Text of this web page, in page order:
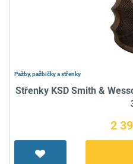
Pažby, pažbičky a střenky
Střenky KSD Smith &
2